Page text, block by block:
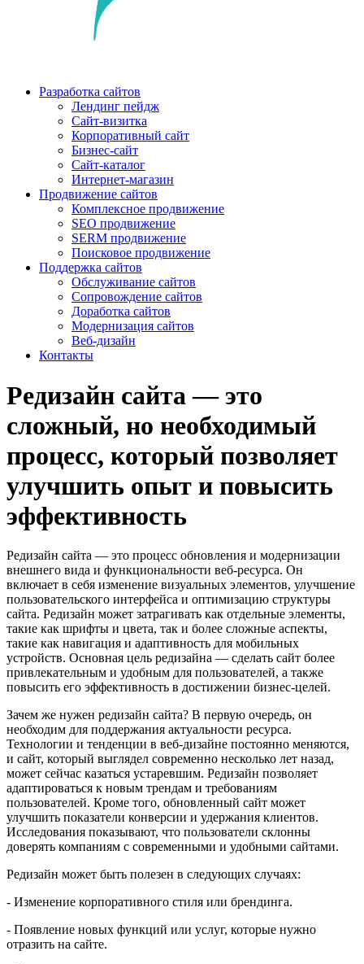
Разработка сайтов
Лендинг пейдж
Сайт-визитка
Корпоративный сайт
Бизнес-сайт
Сайт-каталог
Интернет-магазин
Продвижение сайтов
Комплексное продвижение
SEO продвижение
SERM продвижение
Поисковое продвижение
Поддержка сайтов
Обслуживание сайтов
Сопровождение сайтов
Доработка сайтов
Модернизация сайтов
Веб-дизайн
Контакты
Редизайн сайта — это
сложный, но необходимый
процесс, который позволяет
улучшить опыт и повысить
эффективность
Редизайн сайта — это процесс обновления и модернизации
внешнего вида и функциональности веб-ресурса. Он
включает в себя изменение визуальных элементов, улучшение
пользовательского интерфейса и оптимизацию структуры
сайта. Редизайн может затрагивать как отдельные элементы,
такие как шрифты и цвета, так и более сложные аспекты,
такие как навигация и адаптивность для мобильных
устройств. Основная цель редизайна — сделать сайт более
привлекательным и удобным для пользователей, а также
повысить его эффективность в достижении бизнес-целей.
Зачем же нужен редизайн сайта? В первую очередь, он
необходим для поддержания актуальности ресурса.
Технологии и тенденции в веб-дизайне постоянно меняются,
и сайт, который выглядел современно несколько лет назад,
может сейчас казаться устаревшим. Редизайн позволяет
адаптироваться к новым трендам и требованиям
пользователей. Кроме того, обновленный сайт может
улучшить показатели конверсии и удержания клиентов.
Исследования показывают, что пользователи склонны
доверять компаниям с современными и удобными сайтами.
Редизайн может быть полезен в следующих случаях:
- Изменение корпоративного стиля или брендинга.
- Появление новых функций или услуг, которые нужно
отразить на сайте.